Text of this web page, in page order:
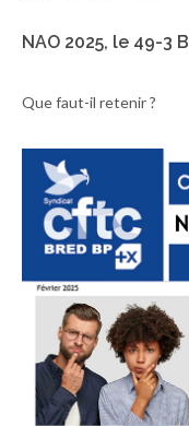
NAO 2025, le 49-3
Que faut-il retenir ?